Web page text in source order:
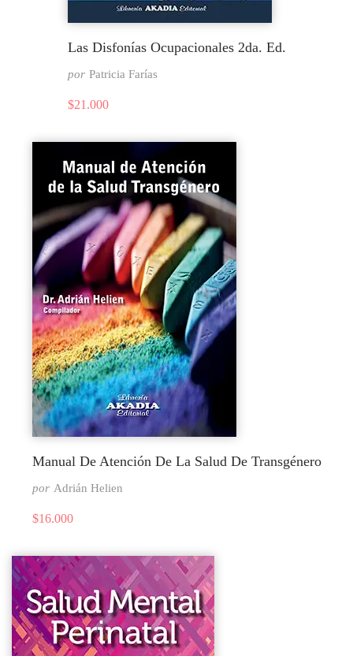
Las Disfonías Ocupacionales 2da. Ed.
por Patricia Farías
$21.000
Manual De Atención De La Salud De Transgénero
por Adrián Helien
$16.000